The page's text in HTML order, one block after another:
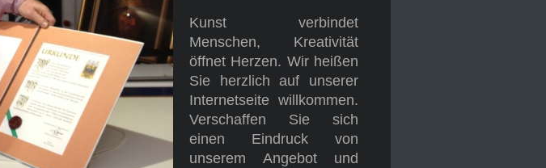
Kunst verbindet
Menschen, Kreativität
öffnet Herzen. Wir heißen
Sie herzlich auf unserer
Internetseite willkommen.
Verschaffen Sie sich
einen Eindruck von
unserem Angebot und